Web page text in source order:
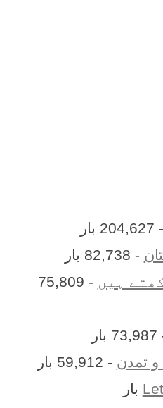
- 204,627 بار
- 82,738 بار
ہیں
- 75,809
- 59,912 بار